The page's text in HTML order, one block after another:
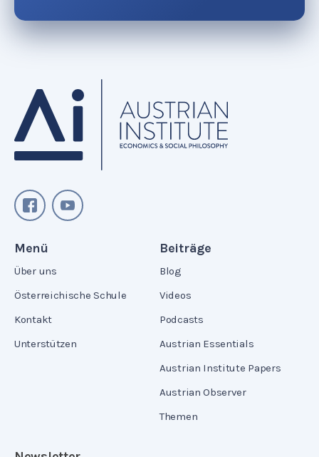
Menü
Über uns
Österreichische Schule
Kontakt
Unterstützen
Beiträge
Blog
Videos
Podcasts
Austrian Essentials
Austrian Institute Papers
Austrian Observer
Themen